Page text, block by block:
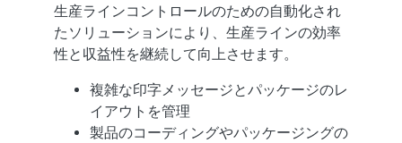
生産ラインコントロールのための自動化され
たソリューションにより、生産ラインの効率
性と収益性を継続して向上させます。
複雑な印字メッセージとパッケージのレ
イアウトを管理
製品のコーディングやパッケージングの